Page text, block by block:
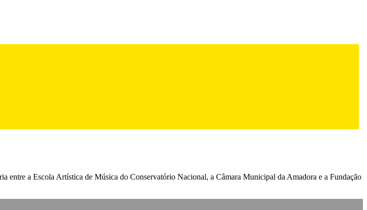
entre a Escola Artística de Música do Conservatório Nacional, a Câmara Municipal da Amadora e a Fundação